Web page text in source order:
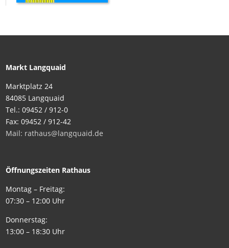
Markt Langquaid
Marktplatz 24
84085 Langquaid
Tel.: 09452 / 912-0
Fax: 09452 / 912-42
Mail: rathaus@langquaid.de
Öffnungszeiten Rathaus
Montag – Freitag:
07:30 – 12:00 Uhr
Donnerstag:
13:00 – 18:30 Uhr